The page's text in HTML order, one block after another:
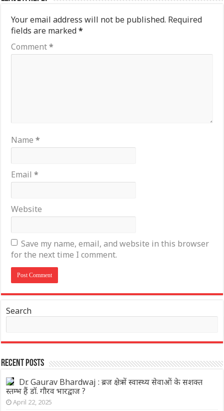
Your email address will not be published. Required
fields are marked*
Comment*
Name*
Email*
Website
Save my name, email, and website in this browser
for the next time I comment.
Search
Recent Posts
Dr. Gaurav Bhardwaj : ब्रज क्षेत्र में स्वास्थ्य सेवाओं के सशक्त
स्तम्भ हैं डॉ. गौरव भारद्वाज ?
April 22, 2025